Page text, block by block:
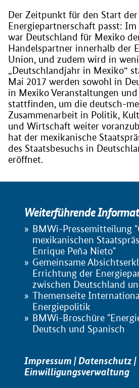
Der Zeitpunkt für den Start der
Energiepartnerschaft passt: Im
war Deutschland für Mexiko
Handelspartner innerhalb der
Union, und zudem wird in
„Deutschlandjahr in Mexiko“
Mai 2017 werden sowohl in
in Mexiko Veranstaltungen
stattfinden, um die deutsch-
Zusammenarbeit in Politik,
und Wirtschaft weiter
hat der mexikanische
des Staatsbesuchs in
eröffnet.
Weiterführende
BMWi-Pressemitteilung
mexikanischen
Enrique Peña Nieto"
Gemeinsame
Errichtung der
zwischen Deutschland
Themenseite
Energiepolitik
BMWi-Broschüre
Deutsch und Spanisch
Impressum |Datenschutz|
Einwilligungsverwaltung